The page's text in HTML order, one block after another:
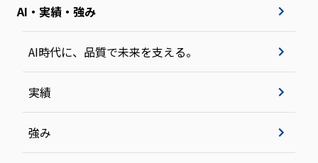
AI・実績・強み
AI時代に、品質で未来を支える。
実績
強み